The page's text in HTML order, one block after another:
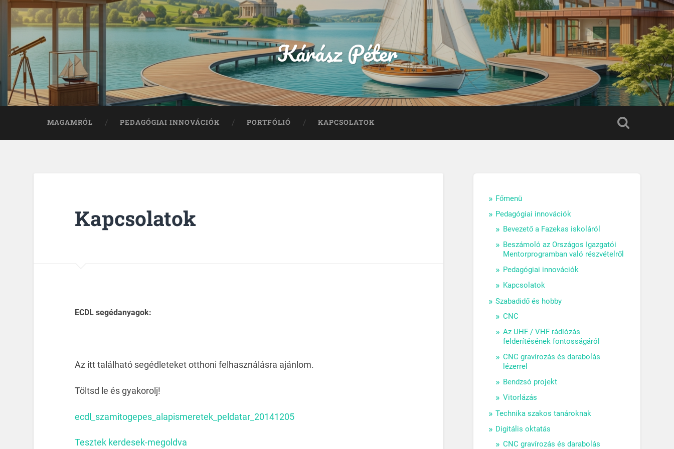
Kárász Péter
MAGAMRÓL PEDAGÓGIAI INNOVÁCIÓK PORTFÓLIÓ KAPCSOLATOK
Kapcsolatok
ECDL segédanyagok:
Az itt található segédleteket otthoni felhasználásra ajánlom.
Töltsd le és gyakorolj!
ecdl_szamitogepes_alapismeretek_peldatar_20141205
Tesztek kerdesek-megoldva
Főmenü
Pedagógiai innovációk
Bevezető a Fazekas iskoláról
Beszámoló az Országos Igazgatói
Mentorprogramban való részvételről
Pedagógiai innovációk
Kapcsolatok
Szabadidő és hobby
CNC
Az UHF / VHF rádiózás
felderítésének fontosságáról
CNC gravírozás és darabolás
lézerrel
Bendzsó projekt
Vitorlázás
Technika szakos tanároknak
Digitális oktatás
CNC gravírozás és darabolás